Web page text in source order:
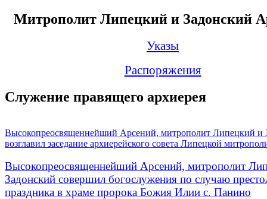
Митрополит Липецкий и Задонский
Указы
Распоряжения
Служение правящего архиерея
Высокопреосвященнейший Арсений, митрополит Липецкий и
возглавил заседание архиерейского совета Липецкой
Высокопреосвященнейший Арсений, митрополит
Задонский совершил богослужения по случаю
праздника в храме пророка Божия Илии с. Панино